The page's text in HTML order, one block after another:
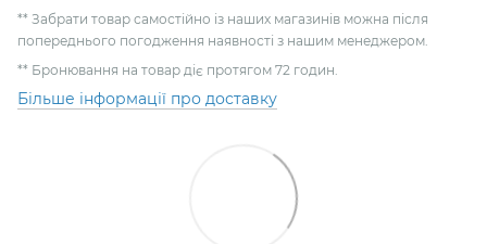
** Забрати товар самостійно із наших магазинів можна після
попереднього погодження наявності з нашим менеджером.
** Бронювання на товар діє протягом 72 годин.
Більше інформації про доставку